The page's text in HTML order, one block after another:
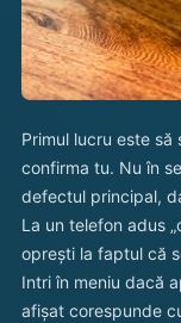
Primul lucru este
confirma tu. Nu în
defectul principal,
La un telefon adus
oprești la faptul că
Intri în meniu dacă
afișat corespunde